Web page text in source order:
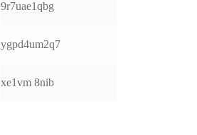
9r7uae1qbg
ygpd4um2q7
xe1vm 8nib